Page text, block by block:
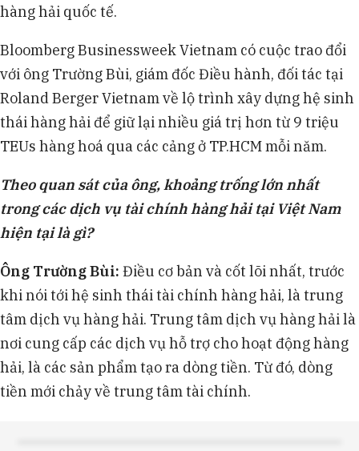
Ông Trường Bùi nhấn mạnh Việt Nam cần cơ
chế quản lý cảng như một hệ sinh thái, thu hút các
định chế tài chính và doanh nghiệp tham gia để
xây dựng trung tâm dịch vụ, tài chính hàng hải.
hàng hải quốc tế.
Bloomberg Businessweek Vietnam có cuộc trao đổi
với ông Trường Bùi, giám đốc Điều hành, đối tác tại
Roland Berger Vietnam về lộ trình xây dựng hệ sinh
thái hàng hải để giữ lại nhiều giá trị hơn từ 9 triệu
TEUs hàng hoá qua các cảng ở TP.HCM mỗi năm.
Theo quan sát của ông, khoảng trống lớn nhất
trong các dịch vụ tài chính hàng hải tại Việt Nam
hiện tại là gì?
Ông Trường Bùi: Điều cơ bản và cốt lõi nhất, trước
khi nói tới hệ sinh thái tài chính hàng hải, là trung
tâm dịch vụ hàng hải. Trung tâm dịch vụ hàng hải là
nơi cung cấp các dịch vụ hỗ trợ cho hoạt động hàng
hải, là các sản phẩm tạo ra dòng tiền. Từ đó, dòng
tiền mới chảy về trung tâm tài chính.